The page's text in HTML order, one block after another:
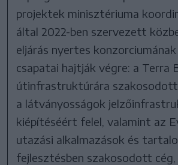
projektek minisztériuma
által 2022-ben szervezett
eljárás nyertes
csapatai hajtják végre: a Terra
útinfrastruktúrára
a látványosságok
kiépítéséért felel, valamint az
utazási alkalmazások és
fejlesztésben szakosodott cég,